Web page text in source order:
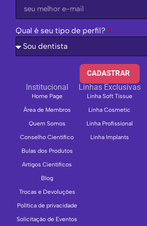
Institucional
Home Page
Área de Membros
Quem Somos
Conselho Científico
Bulas dos Produtos
Artigos Científicos
Blog
Trocas e Devoluções
Política de privacidade
Solicitação de Eventos
Linhas Exclusivas
Linha Soft Tissue
Linha Cosmetic
Linha Profissional
Linha Implants
Qual é seu tipo de perfil?
CADASTRAR